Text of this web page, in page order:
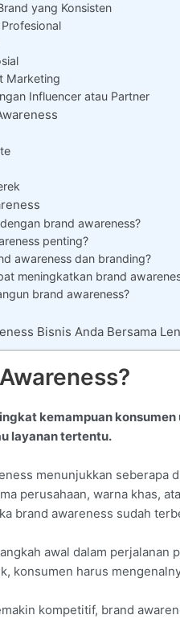
yang Konsisten
Marketing
Influencer atau Partner
brand awareness?
penting?
awareness dan branding?
meningkatkan brand
brand awareness?
Bisnis Anda Bersama
kemampuan
layanan tertentu.
menunjukkan seberapa
perusahaan, warna khas,
brand awareness sudah
awal dalam
konsumen harus
kompetitif, brand